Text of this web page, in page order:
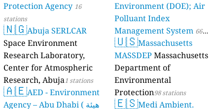
Protection Agency 16
stations
🇳🇬Abuja SERLCAR
Space Environment
Research Laboratory,
Center for Atmospheric
Research, Abuja1 stations
🇦🇪AED - Environment
Agency – Abu Dhabi ( هيئة
Environment (DOE); Air
Polluant Index
Management System 66
stations
🇺🇸Massachusetts
MASSDEP Massachusetts
Department of
Environmental
Protection98 stations
🇪🇸Medi Ambient.